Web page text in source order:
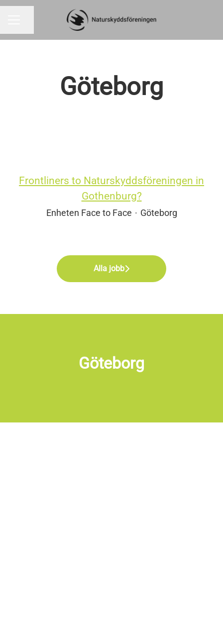
Göteborg
Frontliners to Naturskyddsföreningen in
Gothenburg?
Enheten Face to Face · Göteborg
Alla jobb
Göteborg